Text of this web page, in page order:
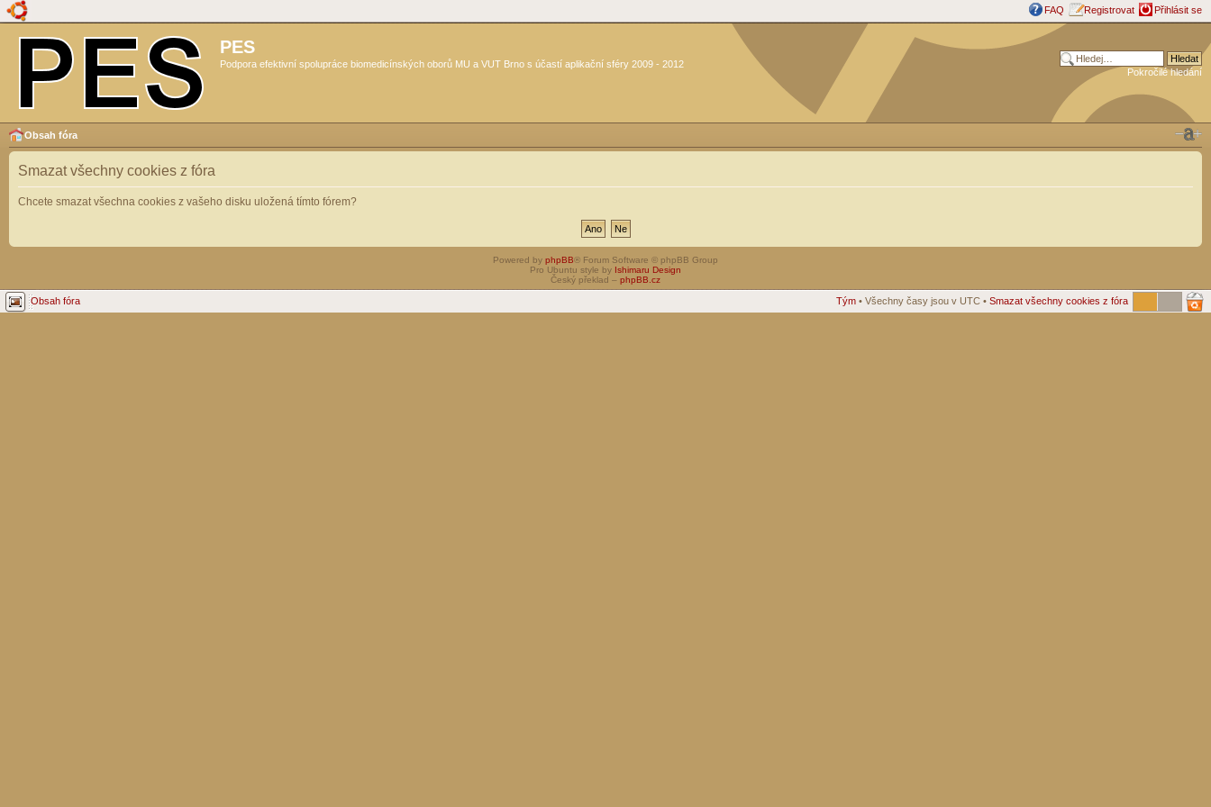
FAQ Registrovat Přihlásit se
PES
Podpora efektivní spolupráce biomedicínských oborů MU a VUT Brno s účastí aplikační sféry 2009 - 2012
Pokročilé hledání
Obsah fóra
Smazat všechny cookies z fóra
Chcete smazat všechna cookies z vašeho disku uložená tímto fórem?
Powered by phpBB® Forum Software © phpBB Group
Pro Ubuntu style by Ishimaru Design
Český překlad – phpBB.cz
Obsah fóra Tým • Všechny časy jsou v UTC • Smazat všechny cookies z fóra